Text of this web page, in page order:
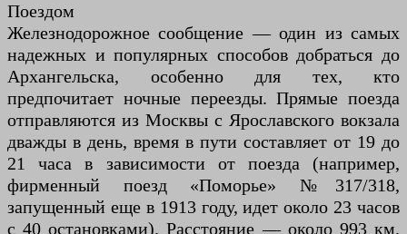
Поездом
Железнодорожное сообщение — один из самых
надежных и популярных способов добраться до
Архангельска, особенно для тех, кто
предпочитает ночные переезды. Прямые поезда
отправляются из Москвы с Ярославского вокзала
дважды в день, время в пути составляет от 19 до
21 часа в зависимости от поезда (например,
фирменный поезд «Поморье» №317/318,
запущенный еще в 1913 году, идет около 23 часов
с 40 остановками). Расстояние — около 993 км.